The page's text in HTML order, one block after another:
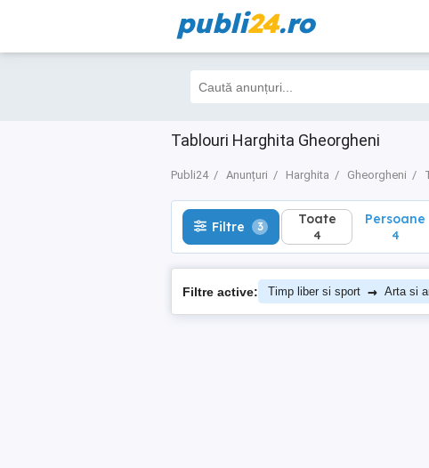
publi24.ro
Tablouri Harghita Gheorgheni
Publi24 Anunțuri Harghita Gheorgheni
Filtre 3 Toate
4
Filtre 3 Toate
4
Persoane
4
Filtre active: Timp liber si sport → Arta si